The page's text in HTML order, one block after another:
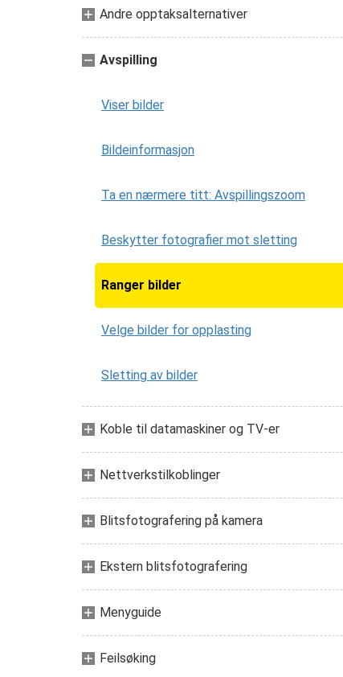
Andre opptaksalternativer
Avspilling
Viser bilder
Bildeinformasjon
Ta en nærmere titt: Avspillingszoom
Beskytter fotografier mot sletting
Ranger bilder
Velge bilder for opplasting
Sletting av bilder
Koble til datamaskiner og TV-er
Nettverkstilkoblinger
Blitsfotografering på kamera
Ekstern blitsfotografering
Menyguide
Feilsøking